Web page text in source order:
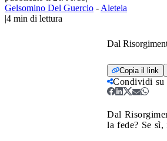
Gelsomino Del Guercio - Aleteia
|4 min di lettura
Dal
Copia il link
Condividi su
Dal
la fede? Se